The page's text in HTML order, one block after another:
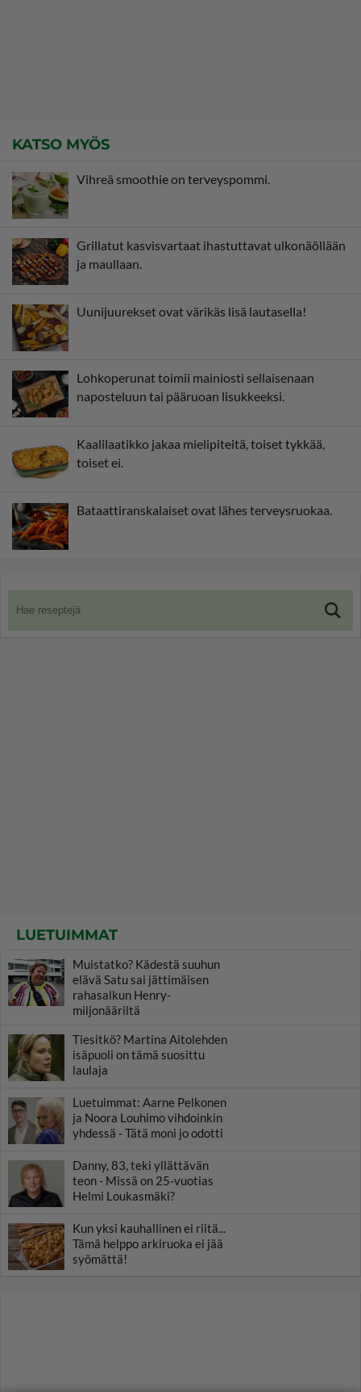
KATSO MYÖS
Vihreä smoothie on terveyspommi.
Grillatut kasvisvartaat ihastuttavat ulkonäöllään
ja maullaan.
Uunijuurekset ovat värikäs lisä lautasella!
Lohkoperunat toimii mainiosti sellaisenaan
naposteluun tai pääruoan lisukkeeksi.
Kaalilaatikko jakaa mielipiteitä, toiset tykkää,
toiset ei.
Bataattiranskalaiset ovat lähes terveysruokaa.
LUETUIMMAT
Muistatko? Kädestä suuhun
elävä Satu sai jättimäisen
rahasalkun Henry-
miljonääriltä
Tiesitkö? Martina Aitolehden
isäpuoli on tämä suosittu
laulaja
Luetuimmat: Aarne Pelkonen
ja Noora Louhimo vihdoinkin
yhdessä - Tätä moni jo odotti
Danny, 83, teki yllättävän
teon - Missä on 25-vuotias
Helmi Loukasmäki?
Kun yksi kauhallinen ei riitä...
Tämä helppo arkiruoka ei jää
syömättä!